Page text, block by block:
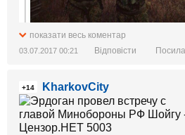
показати весь коментар
03.07.2017 00:21 Відповісти
+14 KharkovCity